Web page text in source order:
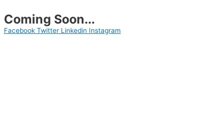
Coming Soon...
Facebook Twitter Linkedin Instagram